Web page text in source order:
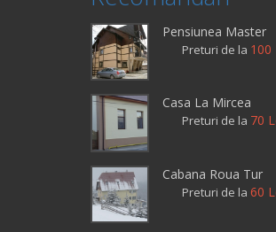
Pensiunea Master
Preturi de la 100
Casa La Mircea
Preturi de la 70
Cabana Roua Tur
Preturi de la 60